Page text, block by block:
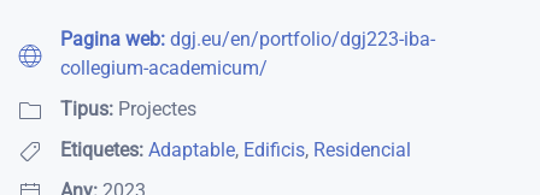
Pagina web: dgj.eu/en/portfolio/dgj223-iba-
collegium-academicum/
Tipus: Projectes
Etiquetes: Adaptable, Edificis, Residencial